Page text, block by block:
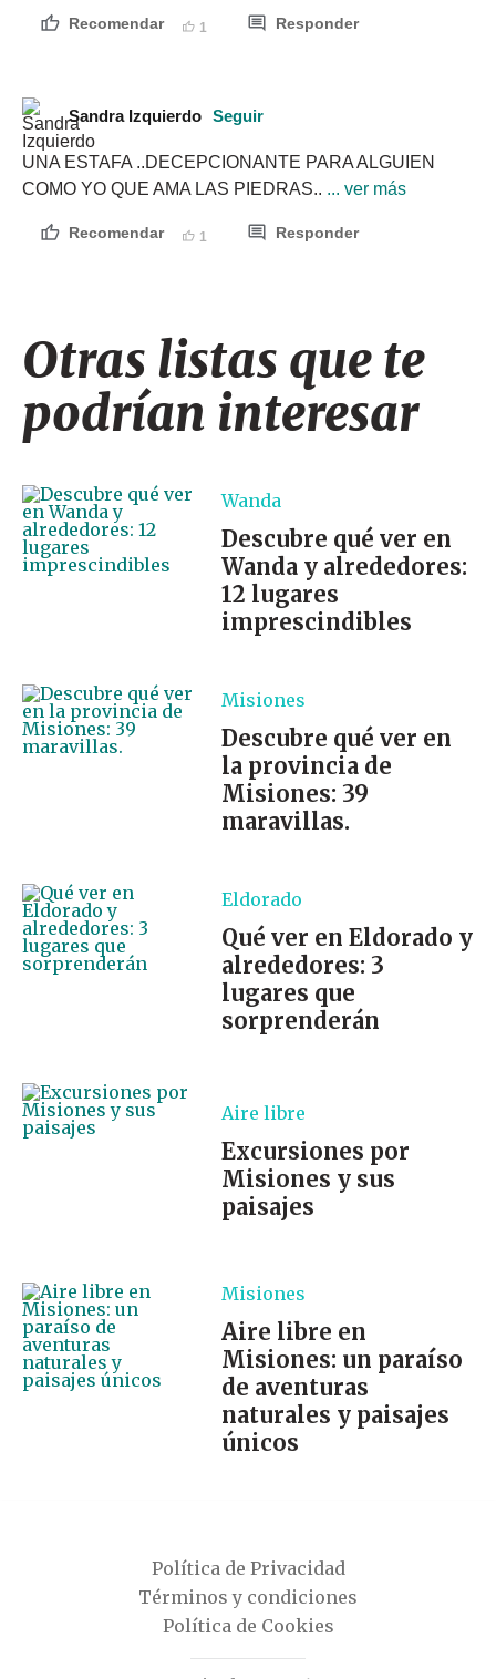
Recomendar 1 Responder
Sandra Izquierdo Seguir
UNA ESTAFA ..DECEPCIONANTE PARA ALGUIEN
COMO YO QUE AMA LAS PIEDRAS.. ... ver más
Recomendar 1 Responder
Otras listas que te
podrían interesar
Wanda
Descubre qué ver en
Wanda y alrededores:
12 lugares
imprescindibles
Misiones
Descubre qué ver en
la provincia de
Misiones: 39
maravillas.
Eldorado
Qué ver en Eldorado y
alrededores: 3
lugares que
sorprenderán
Aire libre
Excursiones por
Misiones y sus
paisajes
Misiones
Aire libre en
Misiones: un paraíso
de aventuras
naturales y paisajes
únicos
Política de Privacidad
Términos y condiciones
Política de Cookies